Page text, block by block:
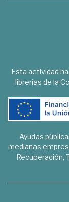
Esta actividad
librerías de la
Ayudas
medianas
Recuperación,